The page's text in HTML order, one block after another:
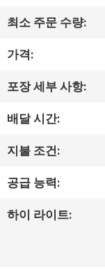
상
우
리
에
대
하
여
최소 주문 수량:
가격:
포장 세부 사항:
배달 시간:
지불 조건:
공급 능력:
하이 라이트: